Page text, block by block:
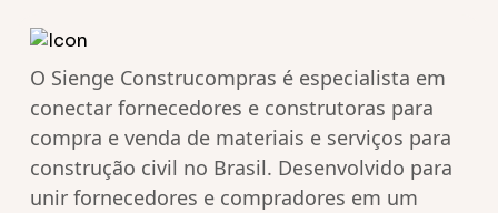
O Sienge Construcompras é especialista em
conectar fornecedores e construtoras para
compra e venda de materiais e serviços para
construção civil no Brasil. Desenvolvido para
unir fornecedores e compradores em um